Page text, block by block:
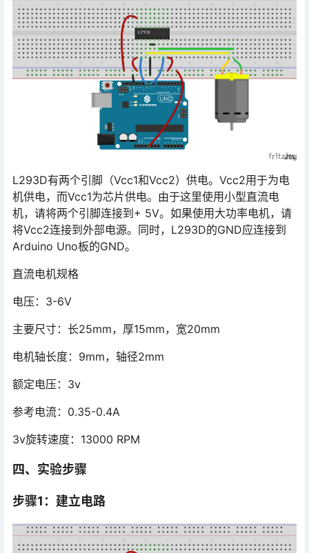
L293D有两个引脚（Vcc1和Vcc2）供电。Vcc2用于为电
机供电，而Vcc1为芯片供电。由于这里使用小型直流电
机，请将两个引脚连接到+ 5V。如果使用大功率电机，请
将Vcc2连接到外部电源。同时，L293D的GND应连接到
Arduino Uno板的GND。
直流电机规格
电压：3-6V
主要尺寸：长25mm，厚15mm，宽20mm
电机轴长度：9mm，轴径2mm
额定电压：3v
参考电流：0.35-0.4A
3v旋转速度：13000 RPM
四、实验步骤
步骤1：建立电路